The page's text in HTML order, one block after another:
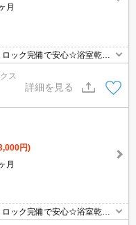
月
ック完備で安心☆浴室乾燥
身者にはうれしい宅配ｂｏ
りお買い物楽々☆
ス
詳細を見る
円)
月
ック完備で安心☆浴室乾燥